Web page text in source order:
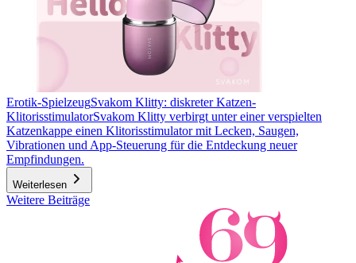
Erotik-SpielzeugSvakom Klitty: diskreter Katzen-
KlitorisstimulatorSvakom Klitty verbirgt unter einer verspielten
Katzenkappe einen Klitorisstimulator mit Lecken, Saugen,
Vibrationen und App-Steuerung für die Entdeckung neuer
Empfindungen.
Weiterlesen
Weitere Beiträge